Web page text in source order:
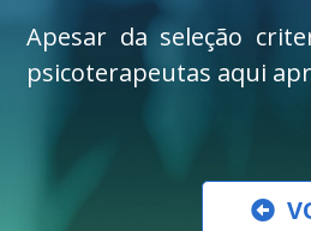
Apesar da seleção
psicoterapeutas aqui